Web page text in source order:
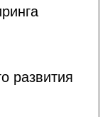
развития